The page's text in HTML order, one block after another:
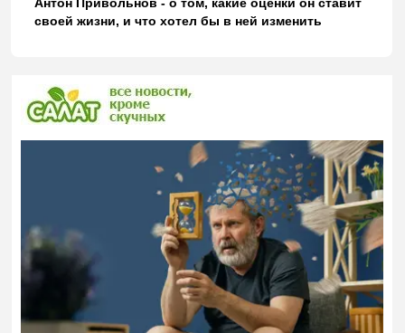
Антон Привольнов - о том, какие оценки он ставит
своей жизни, и что хотел бы в ней изменить